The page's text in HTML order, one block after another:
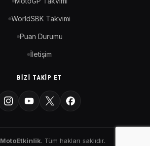
WorldSBK Takvimi
Puan Durumu
İletişim
BIZI TAKIP ET
MotoEtkinlik. Tüm hakları saklıdır.